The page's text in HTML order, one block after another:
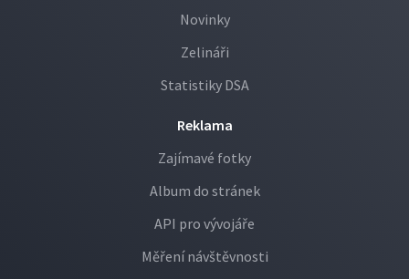
Novinky
Zelináři
Statistiky DSA
Reklama
Zajímavé fotky
Album do stránek
API pro vývojáře
Měření návštěvnosti